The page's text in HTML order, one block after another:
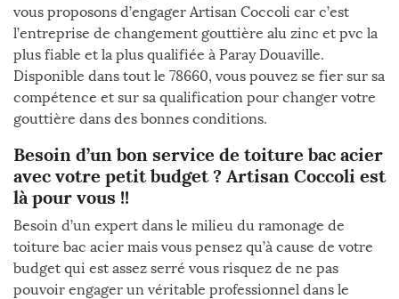
vous proposons d’engager Artisan Coccoli car c’est
l’entreprise de changement gouttière alu zinc et pvc la
plus fiable et la plus qualifiée à Paray Douaville.
Disponible dans tout le 78660, vous pouvez se fier sur sa
compétence et sur sa qualification pour changer votre
gouttière dans des bonnes conditions.
Besoin d’un bon service de toiture bac acier
avec votre petit budget ? Artisan Coccoli est
là pour vous !!
Besoin d’un expert dans le milieu du ramonage de
toiture bac acier mais vous pensez qu’à cause de votre
budget qui est assez serré vous risquez de ne pas
pouvoir engager un véritable professionnel dans le